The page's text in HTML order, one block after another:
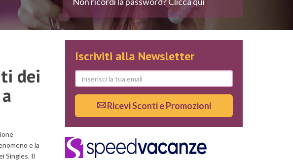
dei
e la
Singles. Il
Iscriviti alla Newsletter
Ricevi Sconti e Promozioni